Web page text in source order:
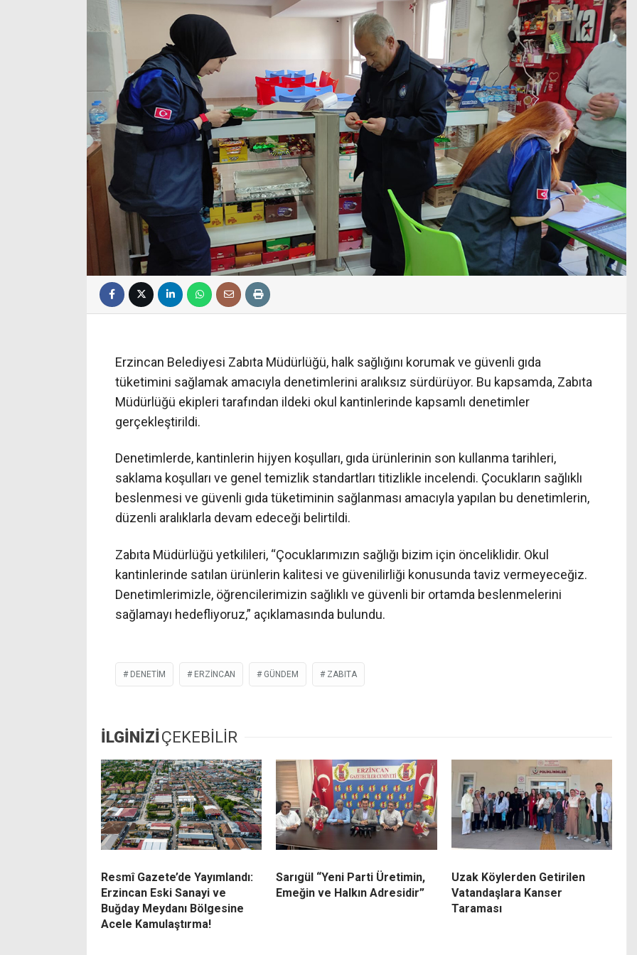
Erzincan Belediyesi Zabıta Müdürlüğü, halk sağlığını korumak ve güvenli gıda
tüketimini sağlamak amacıyla denetimlerini aralıksız sürdürüyor. Bu kapsamda, Zabıta
Müdürlüğü ekipleri tarafından ildeki okul kantinlerinde kapsamlı denetimler
gerçekleştirildi.
Denetimlerde, kantinlerin hijyen koşulları, gıda ürünlerinin son kullanma tarihleri,
saklama koşulları ve genel temizlik standartları titizlikle incelendi. Çocukların sağlıklı
beslenmesi ve güvenli gıda tüketiminin sağlanması amacıyla yapılan bu denetimlerin,
düzenli aralıklarla devam edeceği belirtildi.
Zabıta Müdürlüğü yetkilileri, “Çocuklarımızın sağlığı bizim için önceliklidir. Okul
kantinlerinde satılan ürünlerin kalitesi ve güvenilirliği konusunda taviz vermeyeceğiz.
Denetimlerimizle, öğrencilerimizin sağlıklı ve güvenli bir ortamda beslenmelerini
sağlamayı hedefliyoruz,” açıklamasında bulundu.
DENETİM ERZİNCAN GÜNDEM ZABITA
İLGİNİZİÇEKEBİLİR
Resmî Gazete’de Yayımlandı:
Erzincan Eski Sanayi ve
Buğday Meydanı Bölgesine
Acele Kamulaştırma!
Sarıgül “Yeni Parti Üretimin,
Emeğin ve Halkın Adresidir”
Uzak Köylerden Getirilen
Vatandaşlara Kanser
Taraması